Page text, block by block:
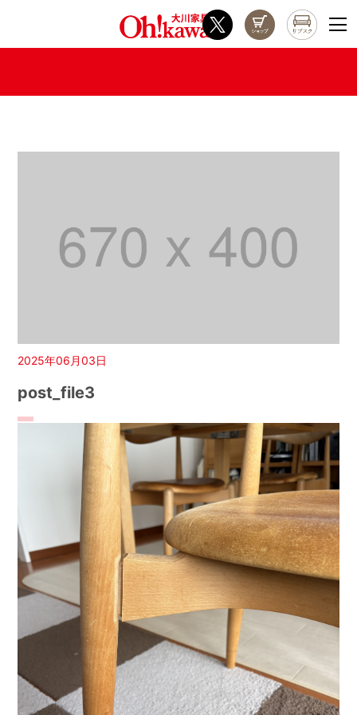
2025年06月03日
post_file3